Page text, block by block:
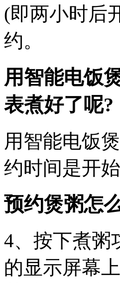
(即两小时后
约。
用智能电饭
表煮好了呢?
用智能电饭
约时间是开
预约煲粥怎
4、按下煮粥
的显示屏幕